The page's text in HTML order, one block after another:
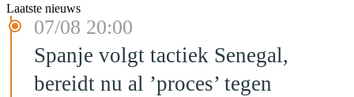
Laatste nieuws
07/08 20:00
Spanje volgt tactiek Senegal,
bereidt nu al ’proces’ tegen